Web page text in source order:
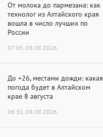
От молока до пармезана: как
технолог из Алтайского края
вошла в число лучших по
России
07:05, 08.08.2026
До +26, местами дожди: какая
погода будет в Алтайском
крае 8 августа
06:31, 08.08.2026